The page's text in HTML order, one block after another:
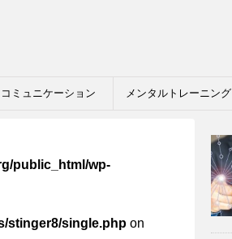
コミュニケーション メンタルトレーニング
public_html/wp-
stinger8/single.php on